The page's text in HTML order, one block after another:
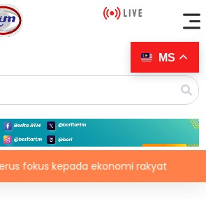
kepada ekonomi rakyat
MS